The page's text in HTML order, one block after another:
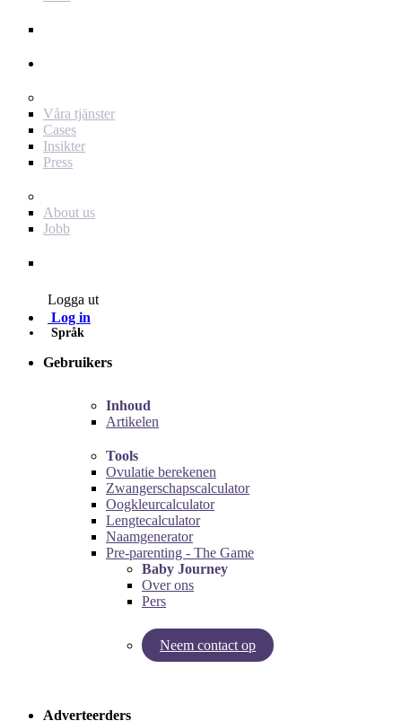
Våra tjänster
Cases
Insikter
Press
About us
Jobb
Logga ut
Log in
Språk
Gebruikers
Inhoud
Artikelen
Tools
Ovulatie berekenen
Zwangerschapscalculator
Oogkleurcalculator
Lengtecalculator
Naamgenerator
Pre-parenting - The Game
Baby Journey
Over ons
Pers
Neem contact op
Try our pregnancy calculator!
Adverteerders